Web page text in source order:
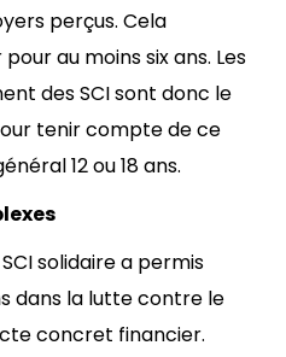
perçus. Cela
au moins six ans. Les
des SCI sont donc le
tenir compte de ce
12 ou 18 ans.
solidaire a permis
dans la lutte contre le
concret financier.